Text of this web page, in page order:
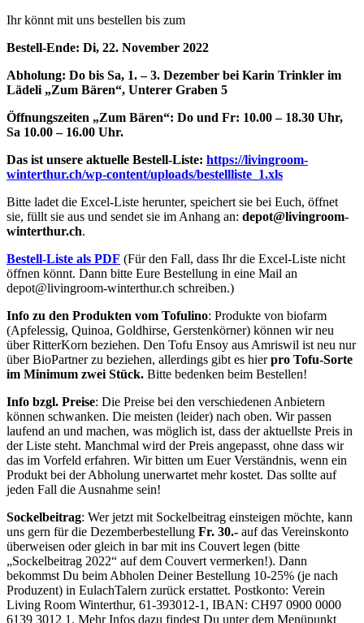
Ihr könnt mit uns bestellen bis zum
Bestell-Ende: Di, 22. November 2022
Abholung: Do bis Sa, 1. – 3. Dezember bei Karin Trinkler im
Lädeli „Zum Bären“, Unterer Graben 5
Öffnungszeiten „Zum Bären“: Do und Fr: 10.00 – 18.30 Uhr,
Sa 10.00 – 16.00 Uhr.
Das ist unsere aktuelle Bestell-Liste: https://livingroom-
winterthur.ch/wp-content/uploads/bestellliste_1.xls
Bitte ladet die Excel-Liste herunter, speichert sie bei Euch, öffnet
sie, füllt sie aus und sendet sie im Anhang an: depot@livingroom-
winterthur.ch.
Bestell-Liste als PDF (Für den Fall, dass Ihr die Excel-Liste nicht
öffnen könnt. Dann bitte Eure Bestellung in eine Mail an
depot@livingroom-winterthur.ch schreiben.)
Info zu den Produkten vom Tofulino: Produkte von biofarm
(Apfelessig, Quinoa, Goldhirse, Gerstenkörner) können wir neu
über RitterKorn beziehen. Den Tofu Ensoy aus Amriswil ist neu nur
über BioPartner zu beziehen, allerdings gibt es hierpro Tofu-Sorte
im Minimum zwei Stück. Bitte bedenken beim Bestellen!
Info bzgl. Preise: Die Preise bei den verschiedenen Anbietern
können schwanken. Die meisten (leider) nach oben. Wir passen
laufend an und machen, was möglich ist, dass der aktuellste Preis in
der Liste steht. Manchmal wird der Preis angepasst, ohne dass wir
das im Vorfeld erfahren. Wir bitten um Euer Verständnis, wenn ein
Produkt bei der Abholung unerwartet mehr kostet. Das sollte auf
jeden Fall die Ausnahme sein!
Sockelbeitrag: Wer jetzt mit Sockelbeitrag einsteigen möchte, kann
uns gern für die Dezemberbestellung Fr. 30.- auf das Vereinskonto
überweisen oder gleich in bar mit ins Couvert legen (bitte
„Sockelbeitrag 2022“ auf dem Couvert vermerken!). Dann
bekommst Du beim Abholen Deiner Bestellung 10-25% (je nach
Produzent) in EulachTalern zurück erstattet. Postkonto: Verein
Living Room Winterthur, 61-393012-1, IBAN: CH97 0900 0000
6139 3012 1. Mehr Infos dazu findest Du unter dem Menüpunkt